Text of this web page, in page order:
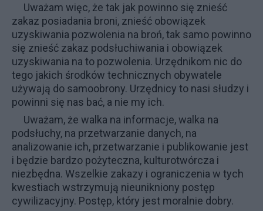
Uważam więc, że tak jak powinno się znieść
zakaz posiadania broni, znieść obowiązek
uzyskiwania pozwolenia na broń, tak samo powinno
się znieść zakaz podsłuchiwania i obowiązek
uzyskiwania na to pozwolenia. Urzędnikom nic do
tego jakich środków technicznych obywatele
używają do samoobrony. Urzędnicy to nasi słudzy i
powinni się nas bać, a nie my ich.
Uważam, że walka na informacje, walka na
podsłuchy, na przetwarzanie danych, na
analizowanie ich, przetwarzanie i publikowanie jest
i będzie bardzo pożyteczna, kulturotwórcza i
niezbędna. Wszelkie zakazy i ograniczenia w tych
kwestiach wstrzymują nieunikniony postęp
cywilizacyjny. Postęp, który jest moralnie dobry.